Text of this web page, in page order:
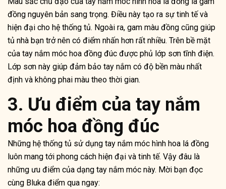
đồng nguyên bản sang trọng. Điều này tạo ra sự tinh tế và
hiện đại cho hệ thống tủ. Ngoài ra, gam màu đồng cũng giúp
tủ nhà bạn trở nên có điểm nhấn hơn rất nhiều. Trên bề mặt
của tay nắm móc hoa đồng đúc được phủ lớp sơn tĩnh điện.
Lớp sơn này giúp đảm bảo tay nắm có độ bền màu nhất
định và không phai màu theo thời gian.
3. Ưu điểm của tay nắm
móc hoa đồng đúc
Những hệ thống tủ sử dụng tay nắm móc hình hoa lá đồng
luôn mang tới phong cách hiện đại và tinh tế. Vậy đâu là
những ưu điểm của dạng tay nắm móc này. Mời bạn đọc
cùng Bluka điểm qua ngay: